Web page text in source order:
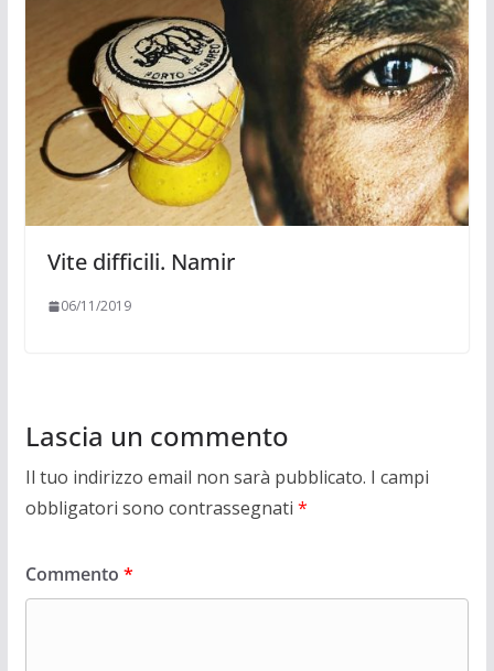
Vite difficili. Namir
06/11/2019
Lascia un commento
Il tuo indirizzo email non sarà pubblicato. I campi
obbligatori sono contrassegnati *
Commento *